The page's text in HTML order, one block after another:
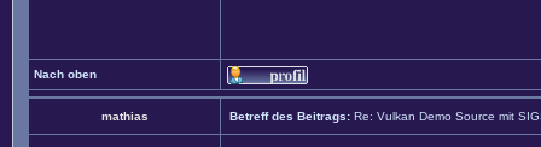
Nach oben
mathias Betreff des Beitrags: Re: Vulkan Demo Source mit